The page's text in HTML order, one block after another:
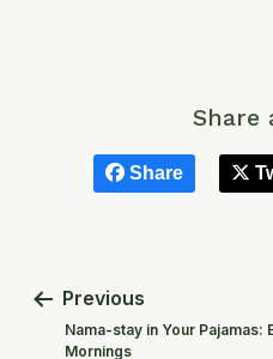
Share
Share
Previous
Nama-stay in Your Pajamas:
Mornings